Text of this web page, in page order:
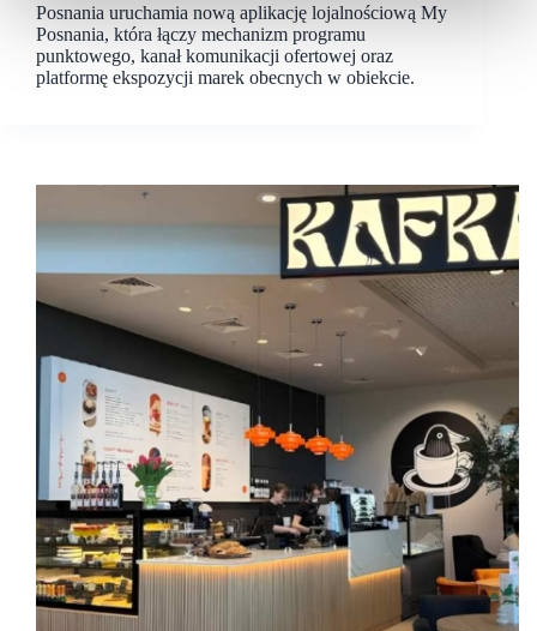
Posnania uruchamia nową aplikację lojalnościową My
Posnania, która łączy mechanizm programu
punktowego, kanał komunikacji ofertowej oraz
platformę ekspozycji marek obecnych w obiekcie.